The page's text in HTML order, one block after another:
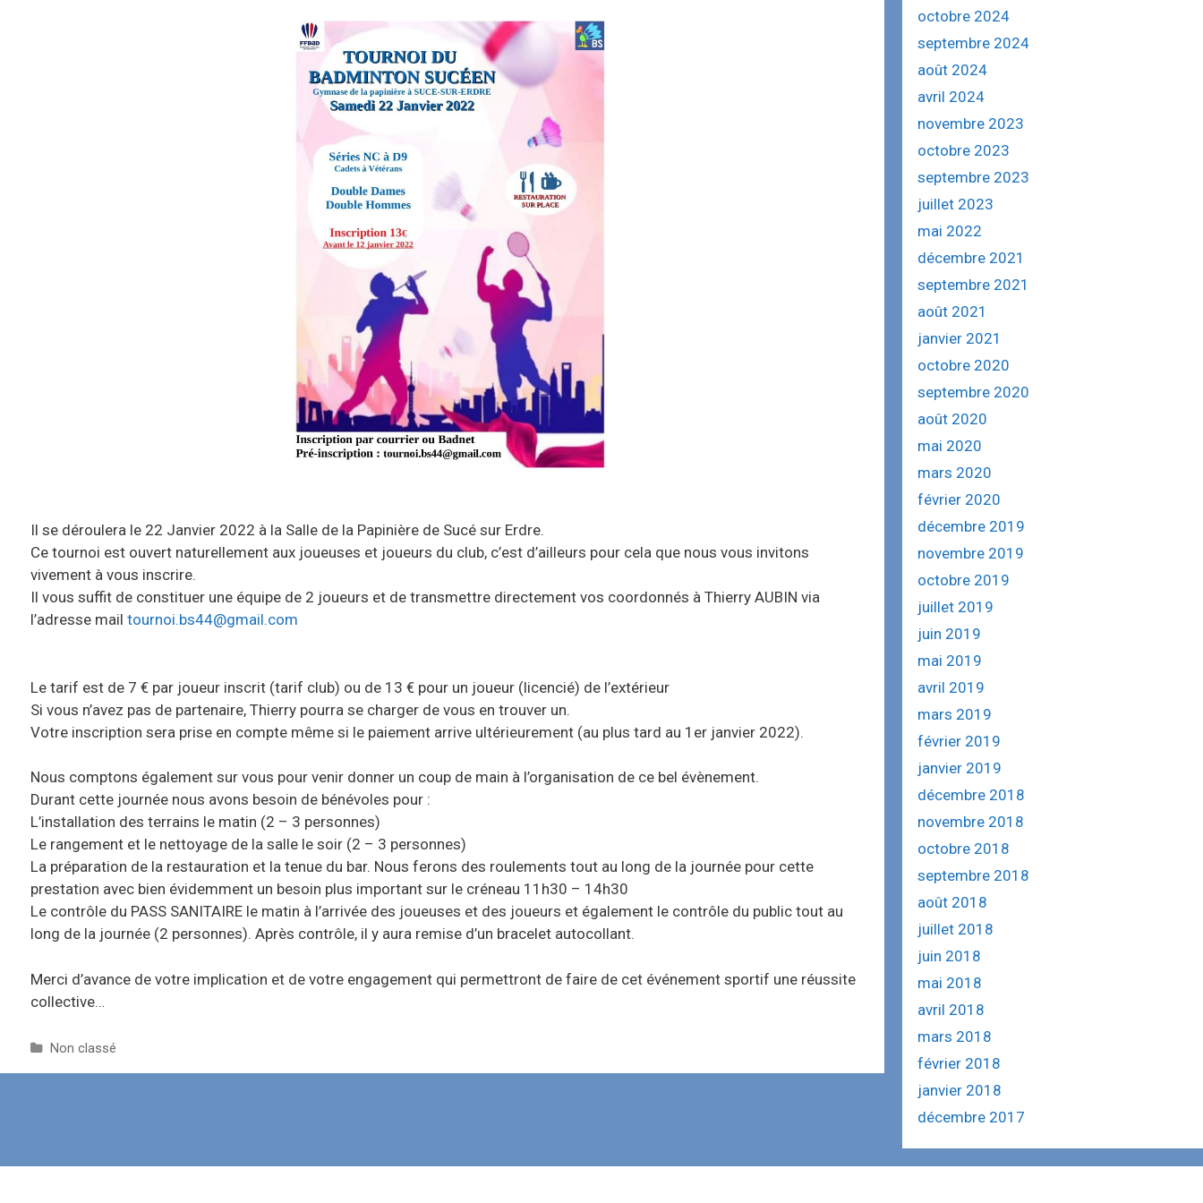
Il se déroulera le 22 Janvier 2022 à la Salle de la Papinière de Sucé sur Erdre.
Ce tournoi est ouvert naturellement aux joueuses et joueurs du club, c’est d’ailleurs pour cela que nous vous invitons
vivement à vous inscrire.
Il vous suffit de constituer une équipe de 2 joueurs et de transmettre directement vos coordonnés à Thierry AUBIN via
l’adresse mail tournoi.bs44@gmail.com
Le tarif est de 7 € par joueur inscrit (tarif club) ou de 13 € pour un joueur (licencié) de l’extérieur
Si vous n’avez pas de partenaire, Thierry pourra se charger de vous en trouver un.
Votre inscription sera prise en compte même si le paiement arrive ultérieurement (au plus tard au 1er janvier 2022).
Nous comptons également sur vous pour venir donner un coup de main à l’organisation de ce bel évènement.
Durant cette journée nous avons besoin de bénévoles pour :
L’installation des terrains le matin (2 – 3 personnes)
Le rangement et le nettoyage de la salle le soir (2 – 3 personnes)
La préparation de la restauration et la tenue du bar. Nous ferons des roulements tout au long de la journée pour cette
prestation avec bien évidemment un besoin plus important sur le créneau 11h30 – 14h30
Le contrôle du PASS SANITAIRE le matin à l’arrivée des joueuses et des joueurs et également le contrôle du public tout au
long de la journée (2 personnes). Après contrôle, il y aura remise d’un bracelet autocollant.
Merci d’avance de votre implication et de votre engagement qui permettront de faire de cet événement sportif une réussite
collective…
C
Non classé
r
:
octobre 2024
septembre 2024
août 2024
avril 2024
novembre 2023
octobre 2023
septembre 2023
juillet 2023
mai 2022
décembre 2021
septembre 2021
août 2021
janvier 2021
octobre 2020
septembre 2020
août 2020
mai 2020
mars 2020
février 2020
décembre 2019
novembre 2019
octobre 2019
juillet 2019
juin 2019
mai 2019
avril 2019
mars 2019
février 2019
janvier 2019
décembre 2018
novembre 2018
octobre 2018
septembre 2018
août 2018
juillet 2018
juin 2018
mai 2018
avril 2018
mars 2018
février 2018
janvier 2018
décembre 2017